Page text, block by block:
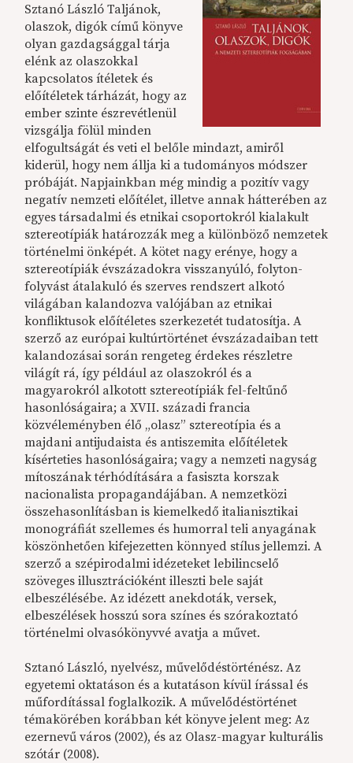
Sztanó László Taljánok,
olaszok, digók című könyve
olyan gazdagsággal tárja
elénk az olaszokkal
kapcsolatos ítéletek és
előítéletek tárházát, hogy az
ember szinte észrevétlenül
vizsgálja fölül minden
elfogultságát és veti el belőle mindazt, amiről
kiderül, hogy nem állja ki a tudományos módszer
próbáját. Napjainkban még mindig a pozitív vagy
negatív nemzeti előítélet, illetve annak hátterében az
egyes társadalmi és etnikai csoportokról kialakult
sztereotípiák határozzák meg a különböző nemzetek
történelmi önképét. A kötet nagy erénye, hogy a
sztereotípiák évszázadokra visszanyúló, folyton-
folyvást átalakuló és szerves rendszert alkotó
világában kalandozva valójában az etnikai
konfliktusok előítéletes szerkezetét tudatosítja. A
szerző az európai kultúrtörténet évszázadaiban tett
kalandozásai során rengeteg érdekes részletre
világít rá, így például az olaszokról és a
magyarokról alkotott sztereotípiák fel-feltűnő
hasonlóságaira; a XVII. századi francia
közvéleményben élő „olasz” sztereotípia és a
majdani antijudaista és antiszemita előítéletek
kísérteties hasonlóságaira; vagy a nemzeti nagyság
mítoszának térhódítására a fasiszta korszak
nacionalista propagandájában. A nemzetközi
összehasonlításban is kiemelkedő italianisztikai
monográfiát szellemes és humorral teli anyagának
köszönhetően kifejezetten könnyed stílus jellemzi. A
szerző a szépirodalmi idézeteket lebilincselő
szöveges illusztrációként illeszti bele saját
elbeszélésébe. Az idézett anekdoták, versek,
elbeszélések hosszú sora színes és szórakoztató
történelmi olvasókönyvvé avatja a művet.
Sztanó László, nyelvész, művelődéstörténész. Az
egyetemi oktatáson és a kutatáson kívül írással és
műfordítással foglalkozik. A művelődéstörténet
témakörében korábban két könyve jelent meg: Az
ezernevű város (2002), és az Olasz-magyar kulturális
szótár (2008).